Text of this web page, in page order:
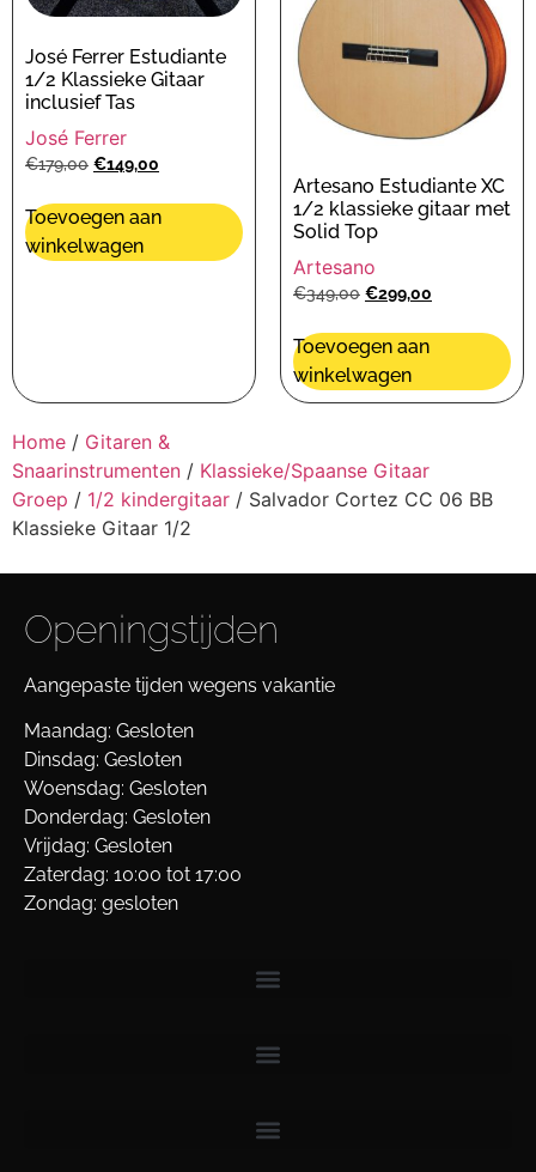
José Ferrer Estudiante
1/2 Klassieke Gitaar
inclusief Tas
José Ferrer
€179,00 €149,00
Toevoegen aan
winkelwagen
Artesano Estudiante XC
1/2 klassieke gitaar met
Solid Top
Artesano
€349,00 €299,00
Toevoegen aan
winkelwagen
Home / Gitaren &
Snaarinstrumenten / Klassieke/Spaanse Gitaar
Groep / 1/2 kindergitaar / Salvador Cortez CC 06 BB
Klassieke Gitaar 1/2
Openingstijden
Aangepaste tijden wegens vakantie
Maandag: Gesloten
Dinsdag: Gesloten
Woensdag: Gesloten
Donderdag: Gesloten
Vrijdag: Gesloten
Zaterdag: 10:00 tot 17:00
Zondag: gesloten